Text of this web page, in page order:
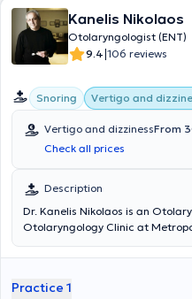
Kanelis Nikolaos
Otolaryngologist (ENT)
9.4|106 reviews
Snoring Vertigo and
Vertigo and dizzinessFrom
Check all prices
Description
Dr. Kanelis Nikolaos is an
Otolaryngology Clinic at
training in Pediatric
active in this field for over
Practice 1